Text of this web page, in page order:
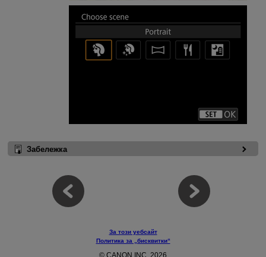
Забележка
За този уебсайт
Политика за „бисквитки“
© CANON INC. 2026